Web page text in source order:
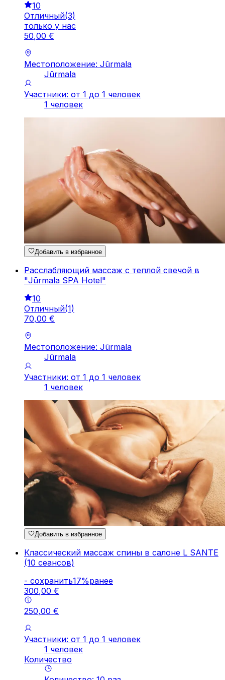
10
Отличный(3)
только у нас
50,00 €
Местоположение: Jūrmala
Jūrmala
Участники: от 1 до 1 человек
1 человек
Добавить в избранное
Расслабляющий массаж с теплой свечой в
"Jūrmala SPA Hotel"
10
Отличный(1)
70,00 €
Местоположение: Jūrmala
Jūrmala
Участники: от 1 до 1 человек
1 человек
Добавить в избранное
Классический массаж спины в салоне L SANTE
(10 сеансов)
- cохранить17%ранее
300,00 €
250,00 €
Участники: от 1 до 1 человек
1 человек
Количество